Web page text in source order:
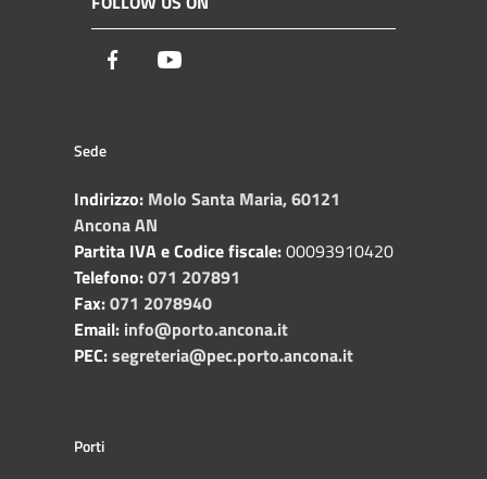
Facebook
Sede
Indirizzo: Molo Santa Maria, 60121
Ancona AN
Partita IVA e Codice fiscale:00093910420
Telefono:071 207891
Fax:071 2078940
Email: info@porto.ancona.it
PEC:segreteria@pec.porto.ancona.it
Porti